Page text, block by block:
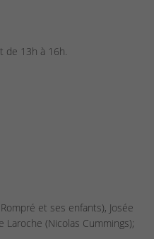
de 13h à 16h.
et ses enfants), Josée
Laroche (Nicolas Cummings);